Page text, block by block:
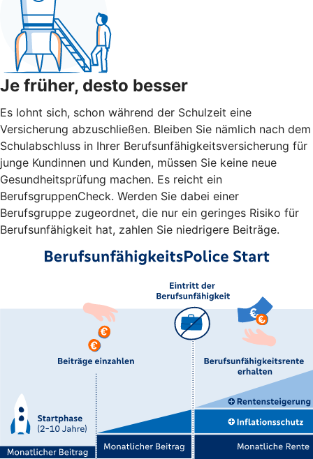
Je früher, desto besser
Es lohnt sich, schon während der Schulzeit eine
Versicherung abzuschließen. Bleiben Sie nämlich nach dem
Schulabschluss in Ihrer Berufsunfähigkeitsversicherung für
junge Kundinnen und Kunden, müssen Sie keine neue
Gesundheitsprüfung machen. Es reicht ein
BerufsgruppenCheck. Werden Sie dabei einer
Berufsgruppe zugeordnet, die nur ein geringes Risiko für
Berufsunfähigkeit hat, zahlen Sie niedrigere Beiträge.